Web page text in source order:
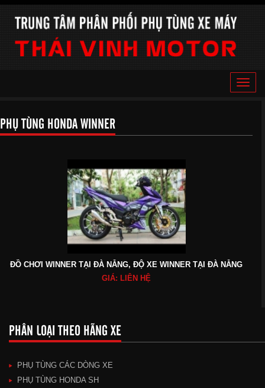
Toggle
PHỤ TÙNG HONDA WINNER
ĐỒ CHƠI WINNER TẠI ĐÀ NẴNG, ĐỘ XE WINNER TẠI ĐÀ NẴNG
GIÁ: LIÊN HỆ
PHÂN LOẠI THEO HÃNG XE
PHỤ TÙNG CÁC DÒNG XE
PHỤ TÙNG HONDA SH